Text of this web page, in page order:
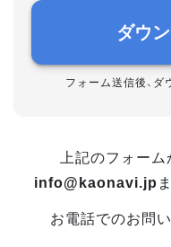
ダウ
フォーム送信後、ダ
上記のフォーム
info@kaonavi.jp
お電話でのお問